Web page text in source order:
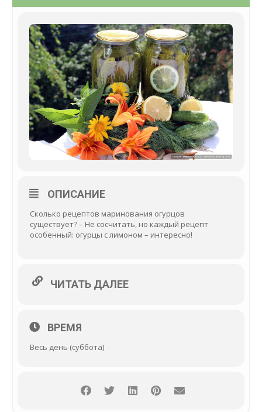
ОПИСАНИЕ
Сколько рецептов маринования огурцов
существует? – Не сосчитать, но каждый рецепт
особенный: огурцы с лимоном – интересно!
ЧИТАТЬ ДАЛЕЕ
ВРЕМЯ
Весь день (суббота)